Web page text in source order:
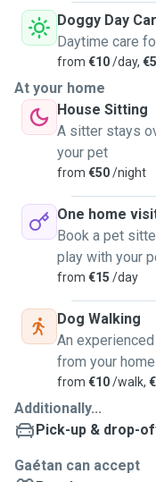
Doggy Day
Daytime care
from €10/day, €5
At your home
House Sitting
A sitter stays
your pet
from €50/night
One home
Book a pet
play with your
from €15 /day
Dog Walking
An
from your
from €10/walk,
Additionally...
Pick-up & drop-
Gaétan can accept